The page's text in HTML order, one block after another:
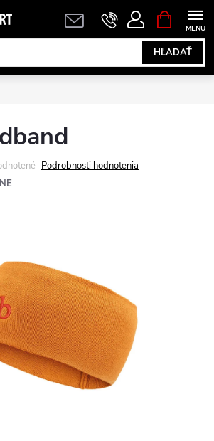
HĽADAŤ
KOŠÍK
Podrobnosti hodnotenia